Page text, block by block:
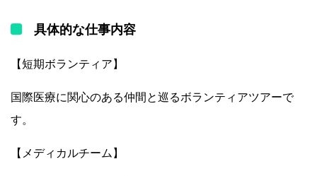
具体的な仕事内容
【短期ボランティア】
国際医療に関心のある仲間と巡るボランティアツアーで
す。
【メディカルチーム】